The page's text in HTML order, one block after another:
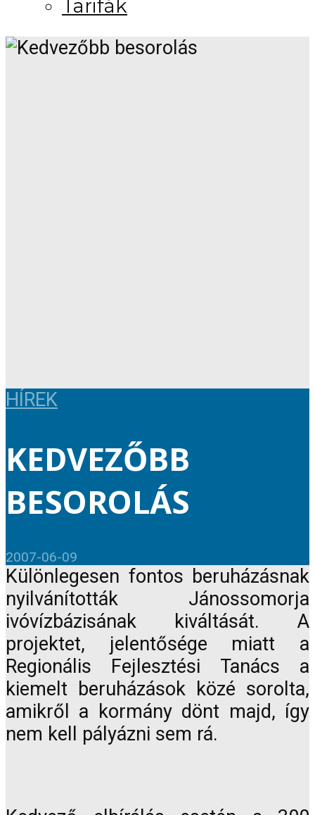
Tarifák
HÍREK
KEDVEZŐBB
BESOROLÁS
2007-06-09
Különlegesen fontos beruházásnak
nyilvánították Jánossomorja
ivóvízbázisának kiváltását. A
projektet, jelentősége miatt a
Regionális Fejlesztési Tanács a
kiemelt beruházások közé sorolta,
amikről a kormány dönt majd, így
nem kell pályázni sem rá.